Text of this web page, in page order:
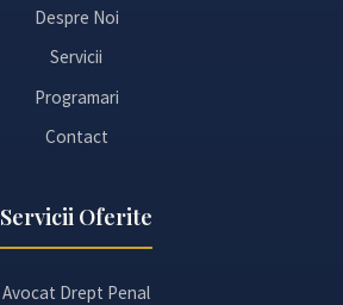
Despre Noi
Servicii
Programari
Contact
Servicii Oferite
Avocat Drept Penal